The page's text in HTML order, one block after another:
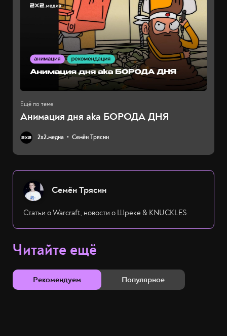
Анимация дня aka БОРОДА ДНЯ
2х2.медиа Семён Трясин
Семён Трясин
Статьи о Warcraft, новости о Шреке & KNUCKLES
Читайте ещё
Рекомендуем Популярное